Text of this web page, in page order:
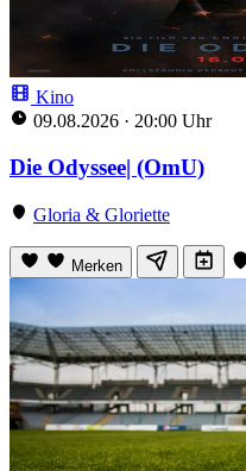
Kino
09.08.2026 · 20:00 Uhr
Die Odyssee| (OmU)
Gloria & Gloriette
Merken